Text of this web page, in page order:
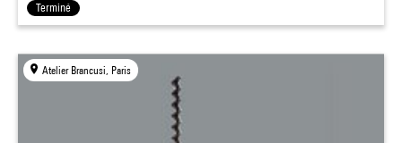
Terminé
Atelier Brancusi, Paris